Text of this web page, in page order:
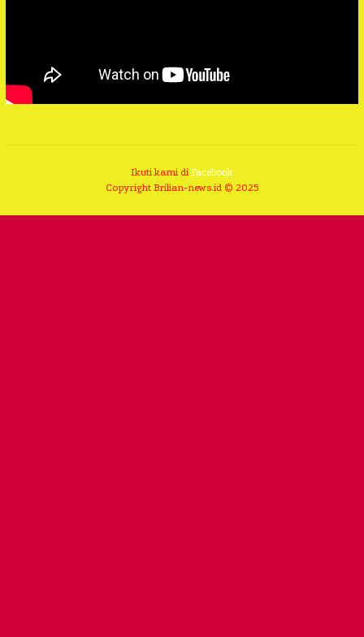
Ikuti kami di Facebook
Copyright Brilian-news.id © 2025